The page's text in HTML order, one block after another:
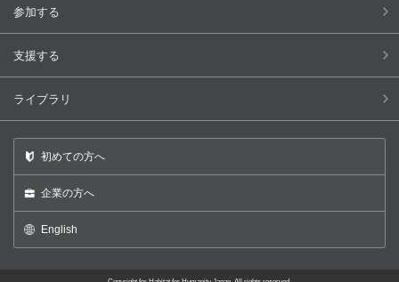
参加する
支援する
ライブラリ
初めての方へ
企業の方へ
English